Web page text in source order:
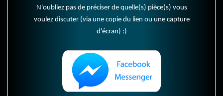
N'oubliez pas de préciser de quelle(s) pièce(s) vous
voulez discuter (via une copie du lien ou une capture
d'écran) :)